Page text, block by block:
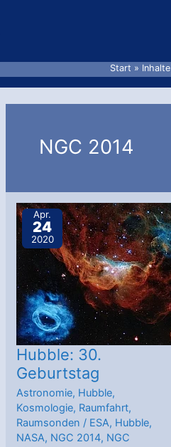
Start Inhalte
NGC 2014
Apr.
24
2020
Hubble: 30.
Geburtstag
Astronomie, Hubble,
Kosmologie, Raumfahrt,
Raumsonden / ESA, Hubble,
NASA, NGC 2014, NGC